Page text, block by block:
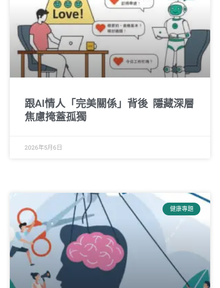
跟AI情人「完美關係」背後 隱藏深層
焦慮掩蓋孤獨
2026年5月6日
健康專題